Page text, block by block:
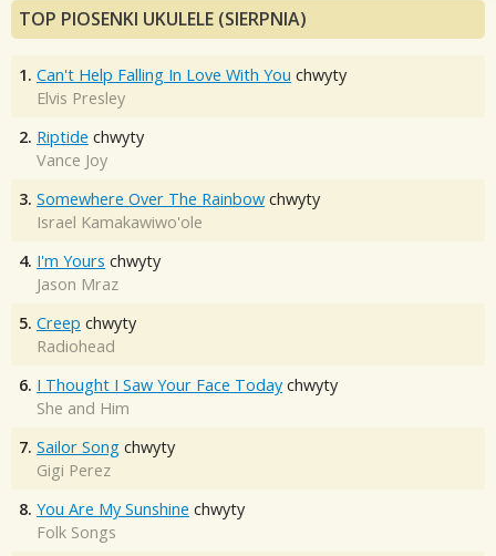
TOP PIOSENKI UKULELE (SIERPNIA)
1. Can't Help Falling In Love With You chwyty
Elvis Presley
2. Riptide chwyty
Vance Joy
3. Somewhere Over The Rainbow chwyty
Israel Kamakawiwo'ole
4. I'm Yours chwyty
Jason Mraz
5. Creep chwyty
Radiohead
6. I Thought I Saw Your Face Today chwyty
She and Him
7. Sailor Song chwyty
Gigi Perez
8. You Are My Sunshine chwyty
Folk Songs